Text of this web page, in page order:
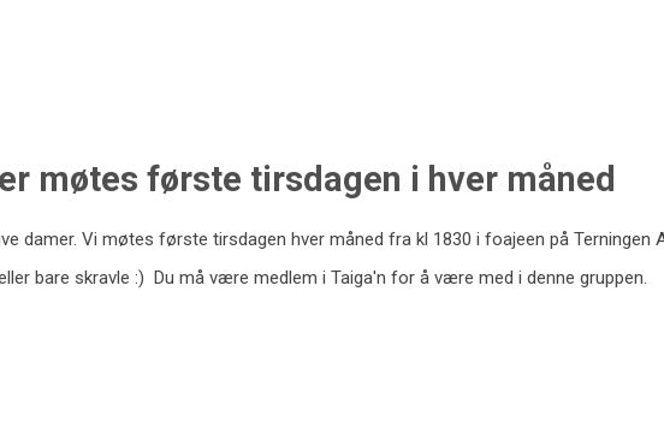
møtes første tirsdagen i hver måned
damer. Vi møtes første tirsdagen hver måned fra kl 1830 i foajeen på Terningen
bare skravle :) Du må være medlem i Taiga'n for å være med i denne gruppen.